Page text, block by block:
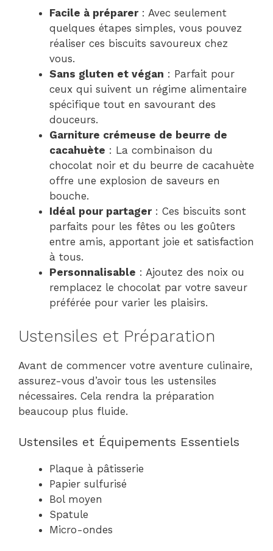
Facile à préparer: Avec seulement
quelques étapes simples, vous pouvez
réaliser ces biscuits savoureux chez
vous.
Sans gluten et végan : Parfait pour
ceux qui suivent un régime alimentaire
spécifique tout en savourant des
douceurs.
Garniture crémeuse de beurre de
cacahuète : La combinaison du
chocolat noir et du beurre de cacahuète
offre une explosion de saveurs en
bouche.
Idéal pour partager: Ces biscuits sont
parfaits pour les fêtes ou les goûters
entre amis, apportant joie et satisfaction
à tous.
Personnalisable : Ajoutez des noix ou
remplacez le chocolat par votre saveur
préférée pour varier les plaisirs.
Ustensiles et Préparation
Avant de commencer votre aventure culinaire,
assurez-vous d’avoir tous les ustensiles
nécessaires. Cela rendra la préparation
beaucoup plus fluide.
Ustensiles et Équipements Essentiels
Plaque à pâtisserie
Papier sulfurisé
Bol moyen
Spatule
Micro-ondes